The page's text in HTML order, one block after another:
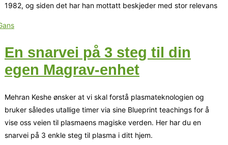
1982, og siden det har han mottatt beskjeder med stor relevans
En snarvei på 3 steg til din
egen Magrav-enhet
Mehran Keshe ønsker at vi skal forstå plasmateknologien og
bruker således utallige timer via sine Blueprint teachings for å
vise oss veien til plasmaens magiske verden. Her har du en
snarvei på 3 enkle steg til plasma i ditt hjem.